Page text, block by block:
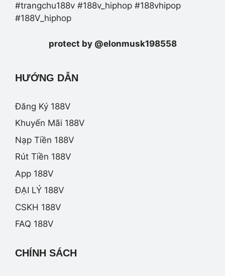
#trangchu188v #188v_hiphop #188vhipop
#188V_hiphop
protect by @elonmusk198558
HƯỚNG DẪN
Đăng Ký 188V
Khuyến Mãi 188V
Nạp Tiền 188V
Rút Tiền 188V
App 188V
ĐẠI LÝ 188V
CSKH 188V
FAQ 188V
CHÍNH SÁCH